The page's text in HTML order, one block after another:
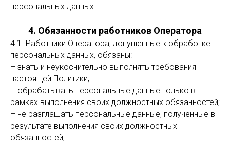
персональных данных.
4. Обязанности работников Оператора
4.1. Работники Оператора, допущенные к обработке
персональных данных, обязаны:
– знать и неукоснительно выполнять требования
настоящей Политики;
– обрабатывать персональные данные только в
рамках выполнения своих должностных обязанностей;
– не разглашать персональные данные, полученные в
результате выполнения своих должностных
обязанностей;